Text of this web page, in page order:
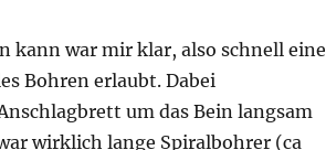
kann war mir klar, also schnell eine
Bohren erlaubt. Dabei
um das Bein langsam
wirklich lange Spiralbohrer (ca